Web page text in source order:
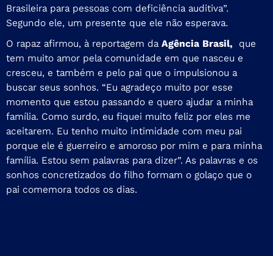
Brasileira para pessoas com deficiência auditiva”.
Segundo ele, um presente que ele não esperava.
O rapaz afirmou, à reportagem da Agência Brasil,
que
tem muito amor pela comunidade em que nasceu e
cresceu, e também e pelo pai que o impulsionou a
buscar seus sonhos. “Eu agradeço muito por esse
momento que estou passando e quero ajudar a minha
família. Como surdo, eu fiquei muito feliz por eles me
aceitarem. Eu tenho muito intimidade com meu pai
porque ele é guerreiro e amoroso por mim e para minha
família. Estou sem palavras para dizer”. As palavras e os
sonhos concretizados do filho formam o golaço que o
pai comemora todos os dias.